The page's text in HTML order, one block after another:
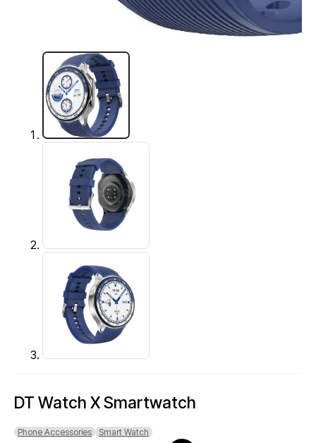
DT Watch X Smartwatch
Phone Accessories Smart Watch